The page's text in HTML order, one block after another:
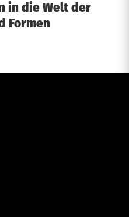
in die Welt der
Formen